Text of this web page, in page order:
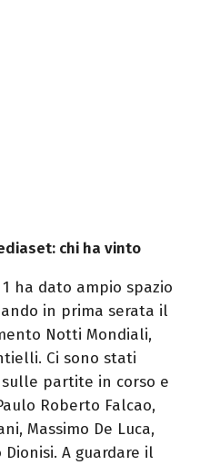
chi ha vinto
ha dato ampio spazio
in prima serata il
Notti Mondiali,
Ci sono stati
partite in corso e
Roberto Falcao,
Massimo De Luca,
A guardare il